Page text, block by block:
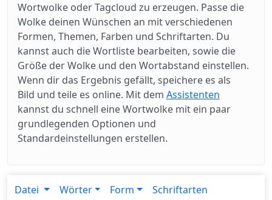
Wortwolke oder Tagcloud zu erzeugen. Passe die
Wolke deinen Wünschen an mit verschiedenen
Formen, Themen, Farben und Schriftarten. Du
kannst auch die Wortliste bearbeiten, sowie die
Größe der Wolke und den Wortabstand einstellen.
Wenn dir das Ergebnis gefällt, speichere es als
Bild und teile es online. Mit dem Assistenten
kannst du schnell eine Wortwolke mit ein paar
grundlegenden Optionen und
Standardeinstellungen erstellen.
Datei Wörter Form
Schriftarten